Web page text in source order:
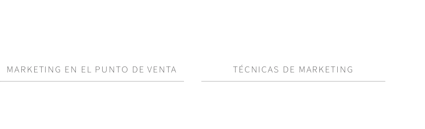
MARKETING EN EL PUNTO DE VENTA TÉCNICAS DE MARKETING